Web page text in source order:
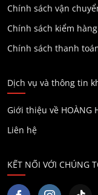
Chính sách vận
Chính sách kiểm hàng
Chính sách thanh
Dịch vụ và thông tin
Giới thiệu về HOÀNG
Liên hệ
KẾT NỐI VỚI CHÚNG